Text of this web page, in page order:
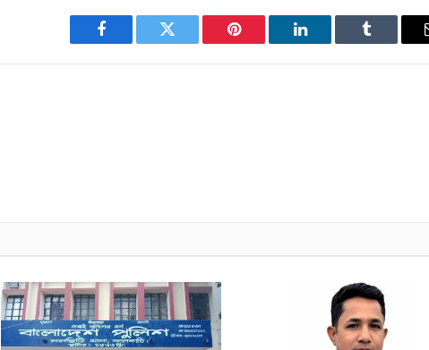
Facebook Twitter Pinterest LinkedIn Tumblr